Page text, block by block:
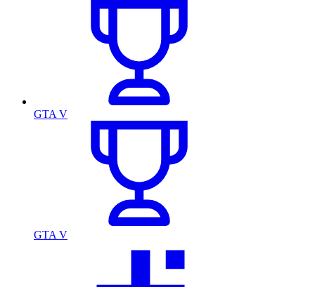
GTA V
GTA V